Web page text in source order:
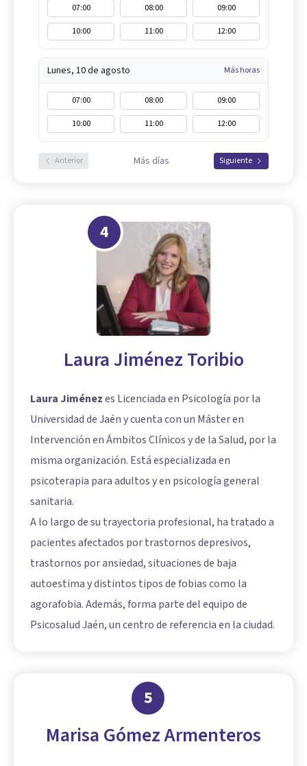
07:00 08:00
09:00
10:00
11:00 12:00
Lunes, 10 de agosto Más horas
07:00 08:00
09:00
10:00
11:00 12:00
Anterior Más días Siguiente
4
Laura Jiménez Toribio
Laura Jiménezes Licenciada en Psicología por la
Universidad de Jaén y cuenta con un Máster en
Intervención en Ámbitos Clínicos y de la Salud, por la
misma organización. Está especializada en
psicoterapia para adultos y en psicología general
sanitaria.
A lo largo de su trayectoria profesional, ha tratado a
pacientes afectados por trastornos depresivos,
trastornos por ansiedad, situaciones de baja
autoestima y distintos tipos de fobias como la
agorafobia. Además, forma parte del equipo de
Psicosalud Jaén, un centro de referencia en la ciudad.
5
Marisa Gómez Armenteros